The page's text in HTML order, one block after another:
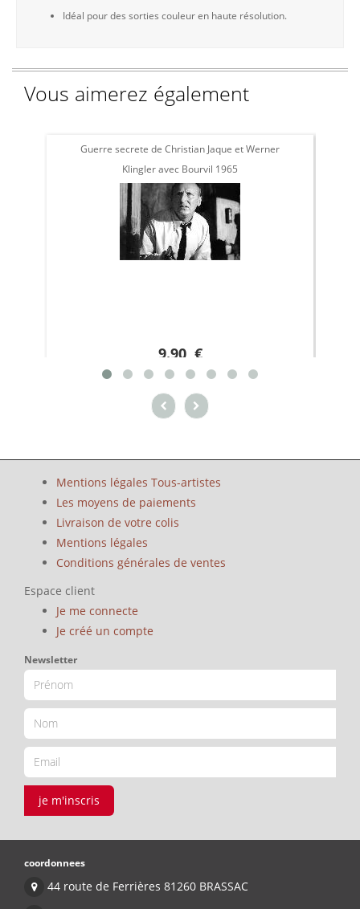
Idéal pour des sorties couleur en haute résolution.
Vous aimerez également
Guerre secrete de Christian Jaque et Werner
Klingler avec Bourvil 1965
9.90 €
Mentions légales Tous-artistes
Les moyens de paiements
Livraison de votre colis
Mentions légales
Conditions générales de ventes
Espace client
Je me connecte
Je créé un compte
Newsletter
je m'inscris
coordonnees
44 route de Ferrières 81260 BRASSAC